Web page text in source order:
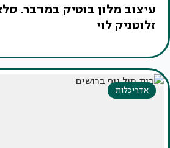
עיצוב מלון בוטיק במדבר.
זלוטניק לוי
אדריכלות